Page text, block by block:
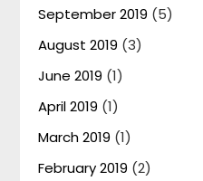
September 2019 (5)
August 2019 (3)
June 2019 (1)
April 2019 (1)
March 2019 (1)
February 2019 (2)